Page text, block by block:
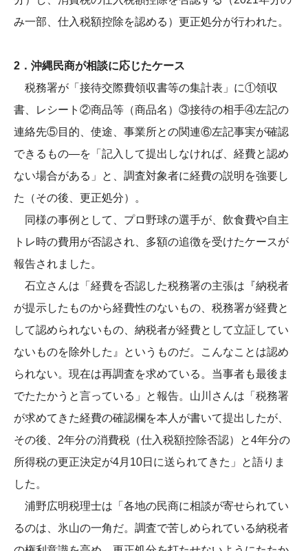
み一部、仕入税額控除を認める）更正処分が行われた。
2．沖縄民商が相談に応じたケース
税務署が「接待交際費領収書等の集計表」に①領収
書、レシート②商品等（商品名）③接待の相手④左記の
連絡先⑤目的、使途、事業所との関連⑥左記事実が確認
できるもの―を「記入して提出しなければ、経費と認め
ない場合がある」と、調査対象者に経費の説明を強要し
た（その後、更正処分）。
同様の事例として、プロ野球の選手が、飲食費や自主
トレ時の費用が否認され、多額の追徴を受けたケースが
報告されました。
石立さんは「経費を否認した税務署の主張は『納税者
が提示したものから経費性のないもの、税務署が経費と
して認められないもの、納税者が経費として立証してい
ないものを除外した』というものだ。こんなことは認め
られない。現在は再調査を求めている。当事者も最後ま
でたたかうと言っている」と報告。山川さんは「税務署
が求めてきた経費の確認欄を本人が書いて提出したが、
その後、2年分の消費税（仕入税額控除否認）と4年分の
所得税の更正決定が4月10日に送られてきた」と語りま
した。
浦野広明税理士は「各地の民商に相談が寄せられてい
るのは、氷山の一角だ。調査で苦しめられている納税者